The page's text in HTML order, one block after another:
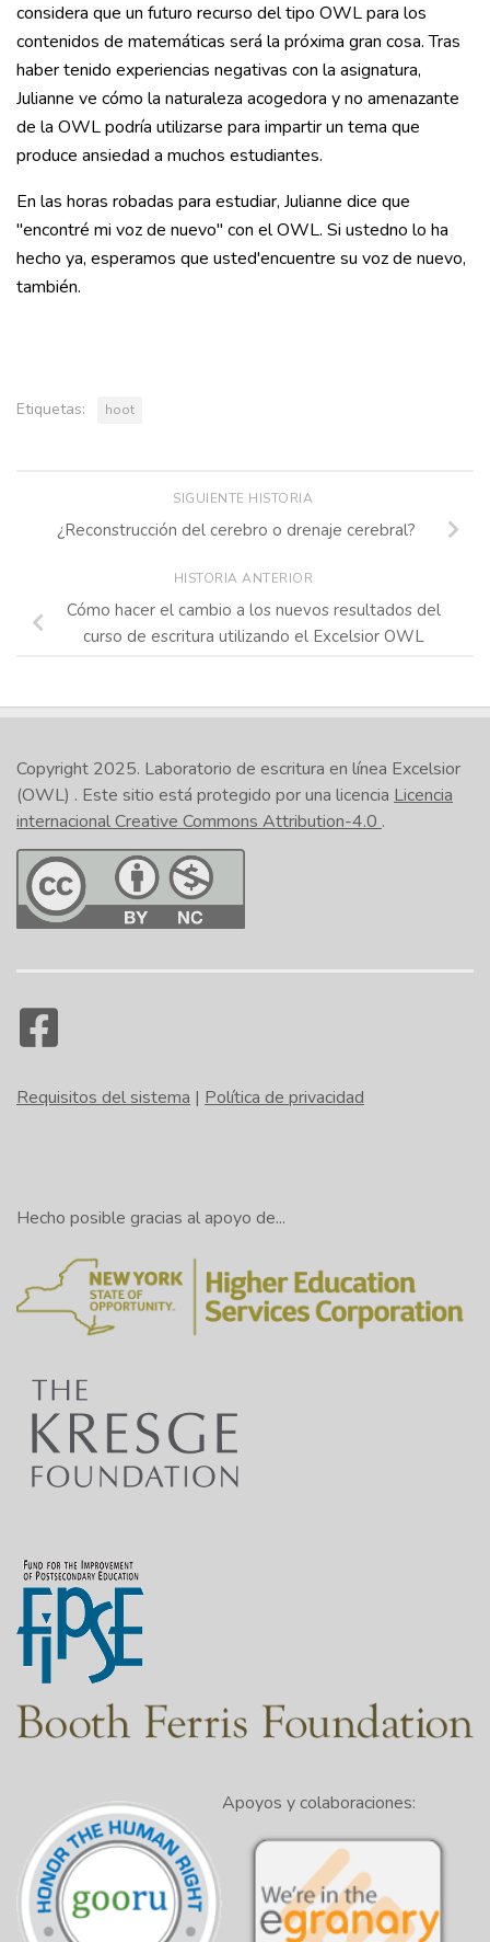
considera que un futuro recurso del tipo OWL para los
contenidos de matemáticas será la próxima gran cosa. Tras
haber tenido experiencias negativas con la asignatura,
Julianne ve cómo la naturaleza acogedora y no amenazante
de la OWL podría utilizarse para impartir un tema que
produce ansiedad a muchos estudiantes.
En las horas robadas para estudiar, Julianne dice que
"encontré mi voz de nuevo" con el OWL. Si ustedno lo ha
hecho ya, esperamos que usted'encuentre su voz de nuevo,
también.
Etiquetas: hoot
SIGUIENTE HISTORIA
¿Reconstrucción del cerebro o drenaje cerebral?
HISTORIA ANTERIOR
Cómo hacer el cambio a los nuevos resultados del
curso de escritura utilizando el Excelsior OWL
Copyright 2025. Laboratorio de escritura en línea Excelsior
(OWL) . Este sitio está protegido por una licencia Licencia
internacional Creative Commons Attribution-4.0 .
Requisitos del sistema | Política de privacidad
Hecho posible gracias al apoyo de...
Apoyos y colaboraciones: